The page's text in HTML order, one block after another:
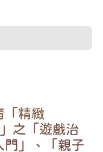
「精緻
之「遊戲治
門」、「親子